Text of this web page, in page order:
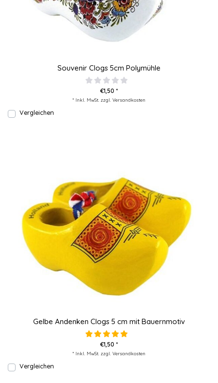
Souvenir Clogs 5cm Polymühle
€1,50 *
* Inkl. MwSt. zzgl. Versandkosten
Vergleichen
Gelbe Andenken Clogs 5 cm mit Bauernmotiv
€1,50 *
* Inkl. MwSt. zzgl. Versandkosten
Vergleichen